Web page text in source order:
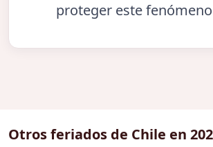
proteger este
Otros feriados de Chile en